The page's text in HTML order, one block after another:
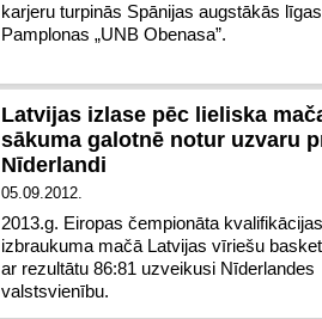
karjeru turpinās Spānijas augstākās
Pamplonas „UNB Obenasa”.
Latvijas izlase pēc lieliska
sākuma galotnē notur uzvaru
Nīderlandi
05.09.2012.
2013.g. Eiropas čempionāta
izbraukuma mačā Latvijas vīriešu
ar rezultātu 86:81 uzveikusi Nīderlandes
valstsvienību.